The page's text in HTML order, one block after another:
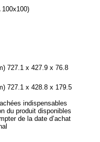
727.1 x 427.9 x 76.8
727.1 x 428.8 x 179.5
indispensables
du produit disponibles
de la date d’achat